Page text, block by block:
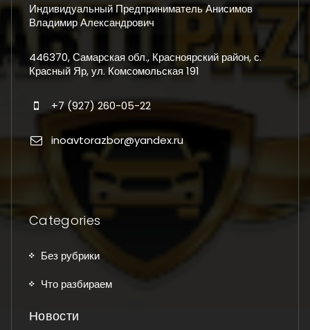
Индивидуальный Предприниматель Анисимов
Владимир Александрович
446370, Самарская обл., Красноярский район, с.
Красный Яр, ул. Комсомольская 191
+7 (927) 260-05-22
inoavtorazbor@yandex.ru
Categories
Без рубрики
Что разбираем
Новости